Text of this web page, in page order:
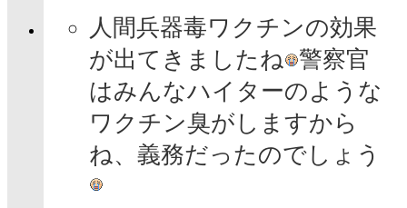
人間兵器毒ワクチンの効果
が出てきましたね
警察官
はみんなハイターのような
ワクチン臭がしますから
ね、義務だったのでしょう